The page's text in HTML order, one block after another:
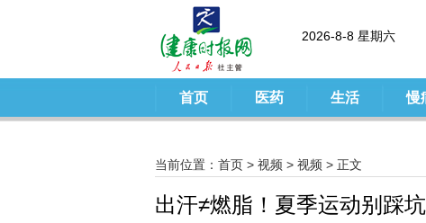
2026-8-8 星期六
首页 医药 生活 慢
当前位置： 首页 > 视频 > 视频 > 正文
出汗≠燃脂！夏季运动别踩坑